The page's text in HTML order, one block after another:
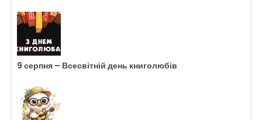
9 серпня – Всесвітній день книголюбів